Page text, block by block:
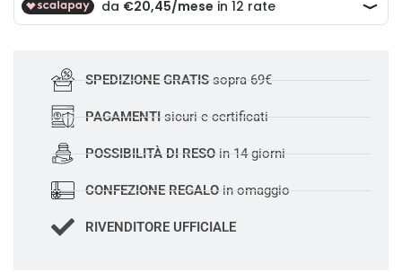
SPEDIZIONE GRATISsopra 69€
PAGAMENTI sicuri e certificati
POSSIBILITÀ DI RESO in 14 giorni
CONFEZIONE REGALOin omaggio
RIVENDITORE UFFICIALE